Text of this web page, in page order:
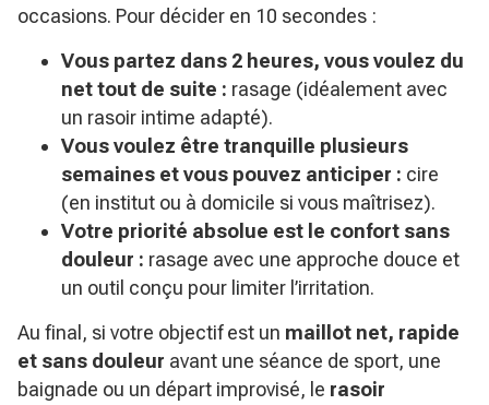
occasions. Pour décider en 10 secondes :
Vous partez dans 2 heures, vous voulez du
net tout de suite : rasage (idéalement avec
un rasoir intime adapté).
Vous voulez être tranquille plusieurs
semaines et vous pouvez anticiper : cire
(en institut ou à domicile si vous maîtrisez).
Votre priorité absolue est le confort sans
douleur : rasage avec une approche douce et
un outil conçu pour limiter l’irritation.
Au final, si votre objectif est un maillot net, rapide
et sans douleur avant une séance de sport, une
baignade ou un départ improvisé, le rasoir